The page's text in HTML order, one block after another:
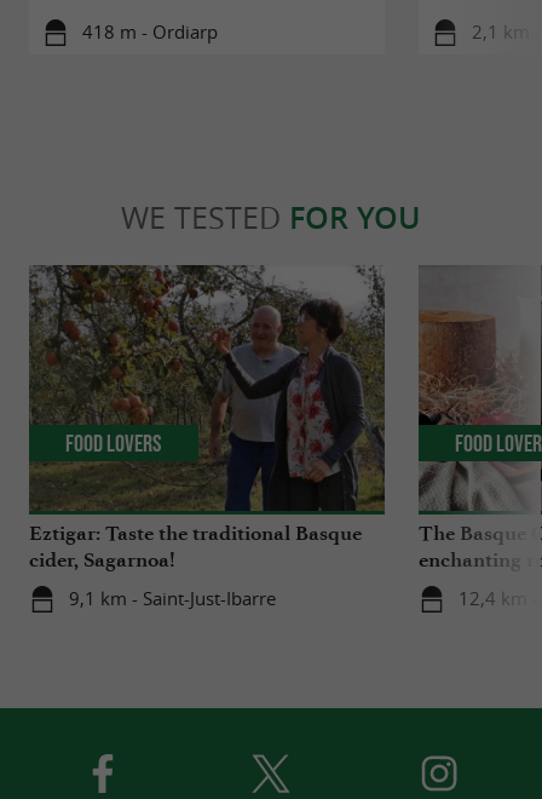
418 m - Ordiarp 2,1 km
WE TESTED FOR YOU
Eztigar: Taste the traditional Basque
cider, Sagarnoa!
9,1 km - Saint-Just-Ibarre
Food Lovers
The Basque
enchanting
Iraty
12,4 km
Food